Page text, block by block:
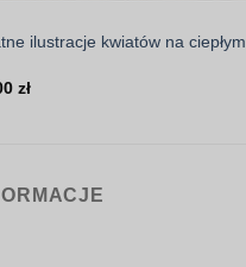
ilustracje kwiatów na ciepłym
złZakres